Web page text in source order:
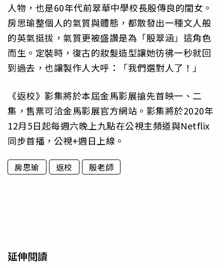
人物，也是60年代前翠華中學校長殷傳良的閨女。
房思瑜整個人的氣質與體態，都散發出一種文人般
的英氣挺拔，氣質更被盛讚是為「殷翠涵」這角色
而生。定裝時，復古的妝髮造型讓她彷彿一秒就回
到過去，也讓製作人大呼：「我們選對人了！」
《返校》影集將於本屆金馬影展搶先首映一、二
集，售票可洽金馬影展官方網站。影集將於2020年
12月5日起每週六晚上九點在公視主頻道與Netflix
同步首播，公視+週日上線。
房思瑜 返校 殷老師
延伸閱讀